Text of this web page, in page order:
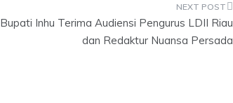
Bupati Inhu Terima Audiensi Pengurus LDII Riau
dan Redaktur Nuansa Persada